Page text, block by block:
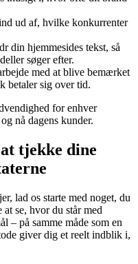
ud af, hvilke konkurrenter
din hjemmesides tekst, så
søger efter.
med at blive bemærket
betaler sig over tid.
for enhver
nå dagens kunder.
tjekke dine
lad os starte med noget, du
se, hvor du står med
– på samme måde som en
giver dig et reelt indblik i,